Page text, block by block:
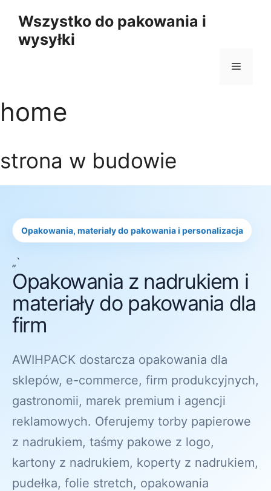
treści
Wszystko do pakowania i
wysyłki
Menu
home
strona w budowie
Opakowania, materiały do pakowania i personalizacja
„`
Opakowania z nadrukiem i
materiały do pakowania dla
firm
AWIHPACK dostarcza opakowania dla
sklepów, e-commerce, firm produkcyjnych,
gastronomii, marek premium i agencji
reklamowych. Oferujemy torby papierowe
z nadrukiem, taśmy pakowe z logo,
kartony z nadrukiem, koperty z nadrukiem,
pudełka, folie stretch, opakowania